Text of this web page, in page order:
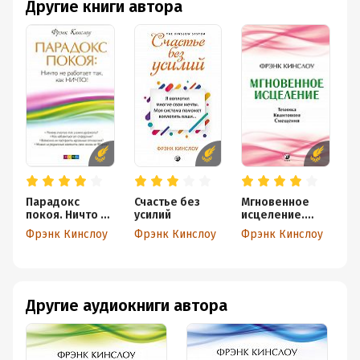
Другие книги автора
Парадокс
покоя. Ничто не
работает так,
как Ничто!
Фрэнк Кинслоу
Счастье без
усилий
Фрэнк Кинслоу
Мгновенное
исцеление.
Техника
Квантового
Фрэнк Кинслоу
Другие аудиокниги автора